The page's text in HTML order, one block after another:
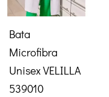
pueden
la
Bata
Microfibra
Unisex VELILLA
539010